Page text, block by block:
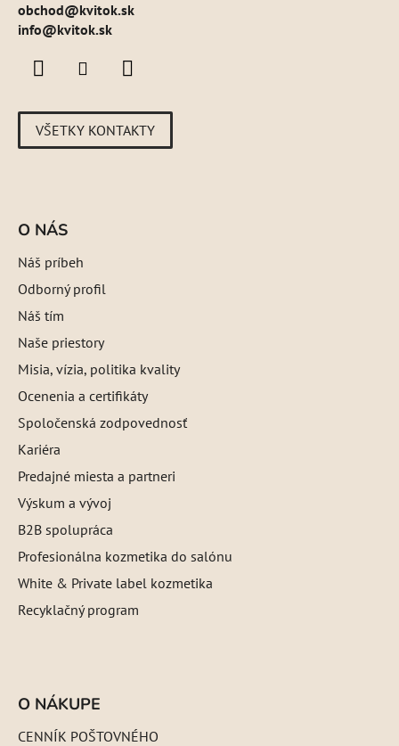
obchod@kvitok.sk
info@kvitok.sk
VŠETKY KONTAKTY
O NÁS
Náš príbeh
Odborný profil
Náš tím
Naše priestory
Misia, vízia, politika kvality
Ocenenia a certifikáty
Spoločenská zodpovednosť
Kariéra
Predajné miesta a partneri
Výskum a vývoj
B2B spolupráca
Profesionálna kozmetika do salónu
White & Private label kozmetika
Recyklačný program
O NÁKUPE
CENNÍK POŠTOVNÉHO